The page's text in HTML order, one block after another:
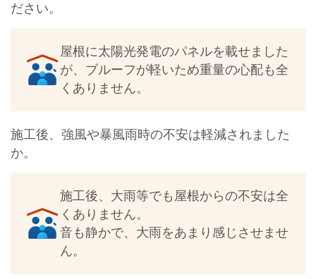
ださい。
屋根に太陽光発電のパネルを載せました
が、ブルーフが軽いため重量の心配も全
くありません。
施工後、強風や暴風雨時の不安は軽減されました
か。
施工後、大雨等でも屋根からの不安は全
くありません。
音も静かで、大雨をあまり感じさせませ
ん。